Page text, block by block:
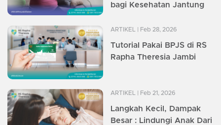
bagi Kesehatan Jantung
ARTIKEL | Feb 28, 2026
Tutorial Pakai BPJS di RS
Rapha Theresia Jambi
ARTIKEL | Feb 21, 2026
Langkah Kecil, Dampak
Besar : Lindungi Anak Dari